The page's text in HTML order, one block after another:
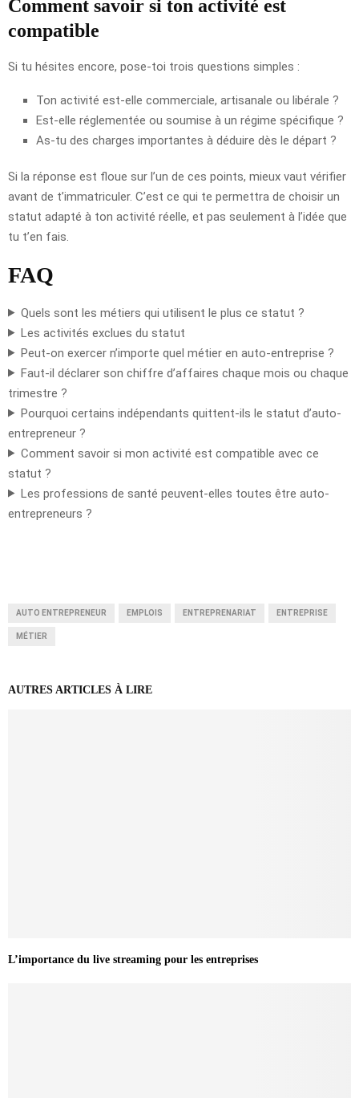
Comment savoir si ton activité est
compatible
Si tu hésites encore, pose-toi trois questions simples :
Ton activité est-elle commerciale, artisanale ou libérale ?
Est-elle réglementée ou soumise à un régime spécifique ?
As-tu des charges importantes à déduire dès le départ ?
Si la réponse est floue sur l’un de ces points, mieux vaut vérifier
avant de t’immatriculer. C’est ce qui te permettra de choisir un
statut adapté à ton activité réelle, et pas seulement à l’idée que
tu t’en fais.
FAQ
Quels sont les métiers qui utilisent le plus ce statut ?
Les activités exclues du statut
Peut-on exercer n’importe quel métier en auto-entreprise ?
Faut-il déclarer son chiffre d’affaires chaque mois ou chaque
trimestre ?
Pourquoi certains indépendants quittent-ils le statut d’auto-
entrepreneur ?
Comment savoir si mon activité est compatible avec ce
statut ?
Les professions de santé peuvent-elles toutes être auto-
entrepreneurs ?
AUTO ENTREPRENEUR EMPLOIS ENTREPRENARIAT ENTREPRISE
MÉTIER
AUTRES ARTICLES À LIRE
L’importance du live streaming pour les entreprises